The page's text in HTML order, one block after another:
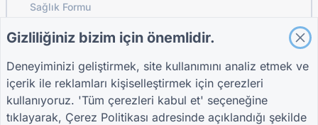
Sağlık Formu
İnşaat İçin Proje Değerlendirme Formu
Lojistik Tedarikçi Değerlendirme Formu
Yardımcı Hizmetler İçin Hizmet Talep Formu
Müşteri Katılım Formu
Gizliliğiniz bizim için önemlidir.
Deneyiminizi geliştirmek, site kullanımını analiz etmek ve
içerik ile reklamları kişiselleştirmek için çerezleri
kullanıyoruz. 'Tüm çerezleri kabul et' seçeneğine
tıklayarak, Çerez Politikası adresinde açıklandığı şekilde